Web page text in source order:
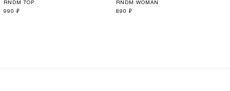
RNDM TOP
990
₽
RNDM WOMAN
890
₽